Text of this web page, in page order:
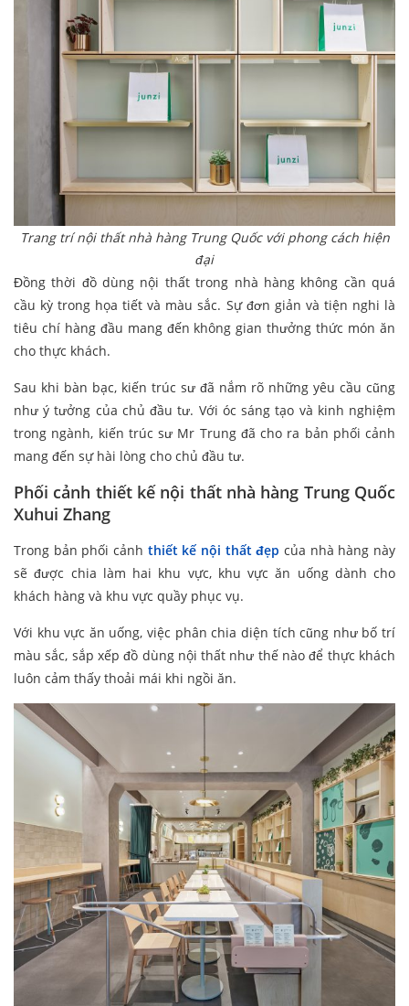
Trang trí nội thất nhà hàng Trung Quốc với phong cách hiện
đại
Đồng thời đồ dùng nội thất trong nhà hàng không cần quá
cầu kỳ trong họa tiết và màu sắc. Sự đơn giản và tiện nghi là
tiêu chí hàng đầu mang đến không gian thưởng thức món ăn
cho thực khách.
Sau khi bàn bạc, kiến trúc sư đã nắm rõ những yêu cầu cũng
như ý tưởng của chủ đầu tư. Với óc sáng tạo và kinh nghiệm
trong ngành, kiến trúc sư Mr Trung đã cho ra bản phối cảnh
mang đến sự hài lòng cho chủ đầu tư.
Phối cảnh thiết kế nội thất nhà hàng Trung Quốc
Xuhui Zhang
Trong bản phối cảnh thiết kế nội thất đẹp của nhà hàng này
sẽ được chia làm hai khu vực, khu vực ăn uống dành cho
khách hàng và khu vực quầy phục vụ.
Với khu vực ăn uống, việc phân chia diện tích cũng như bố trí
màu sắc, sắp xếp đồ dùng nội thất như thế nào để thực khách
luôn cảm thấy thoải mái khi ngồi ăn.